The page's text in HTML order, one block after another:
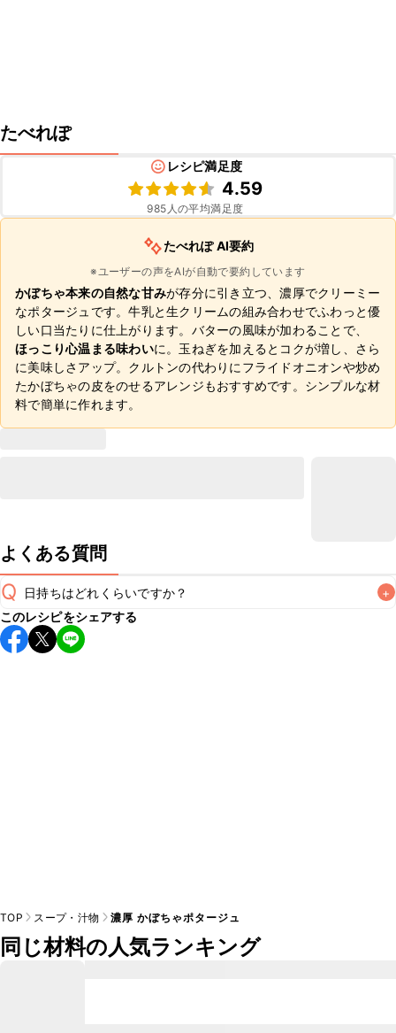
たべれぽ
レシピ満足度
4.59
985 人の平均満足度
たべれぽ AI要約
※ユーザーの声をAIが自動で要約しています
かぼちゃ本来の自然な甘みが存分に引き立つ、濃厚でクリーミー
なポタージュです。牛乳と生クリームの組み合わせでふわっと優
しい口当たりに仕上がります。バターの風味が加わることで、
ほっこり心温まる味わいに。玉ねぎを加えるとコクが増し、さら
に美味しさアップ。クルトンの代わりにフライドオニオンや炒め
たかぼちゃの皮をのせるアレンジもおすすめです。シンプルな材
料で簡単に作れます。
よくある質問
Q 日持ちはどれくらいですか？ +
保存期間は冷蔵で翌日中が目安です。なるべくお早めにお召
し上がりください。
このレシピをシェアする
TOP スープ・汁物 濃厚 かぼちゃポタージュ
同じ材料の人気ランキング